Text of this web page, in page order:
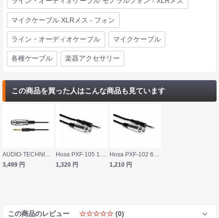
マイクケーブル XLRメス - フォン
ライン・オーディオケーブル マイクケーブル
各種ケーブル 楽器アクセサリー
この商品を買った人はこんな商品も見ています
3,499 円
1,320 円
1,210 円
この商品のレビュー ☆☆☆☆☆ (0)